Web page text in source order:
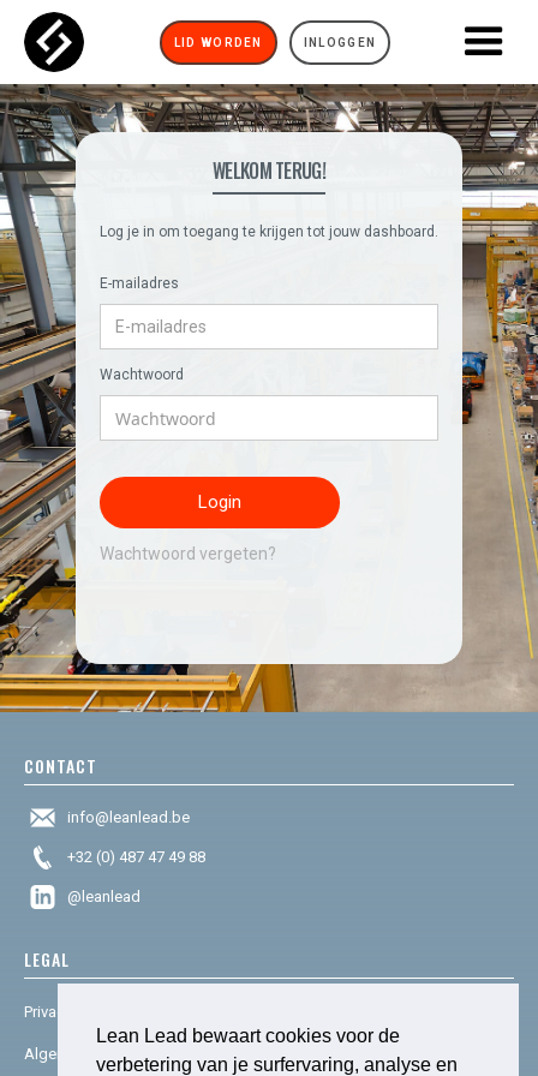
Lean Lead bewaart cookies voor de
verbetering van je surfervaring, analyse en
LID WORDEN INLOGGEN
WELKOM TERUG!
Log je in om toegang te krijgen tot jouw dashboard.
E-mailadres
Wachtwoord
Wachtwoord vergeten?
CONTACT
info@leanlead.be
+32 (0) 487 47 49 88
@leanlead
LEGAL
Privacy & cookies
Algemene voorwaarden